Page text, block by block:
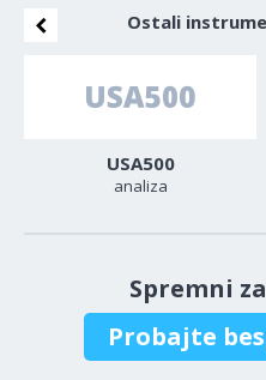
Ostali
USA500
analiza
Spremni
Probajte